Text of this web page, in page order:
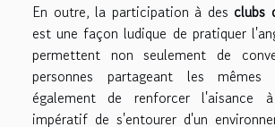
En outre, la participation à des clubs
est une façon ludique de pratiquer
permettent non seulement de
personnes partageant les mêmes
également de renforcer
impératif de s'entourer d'un